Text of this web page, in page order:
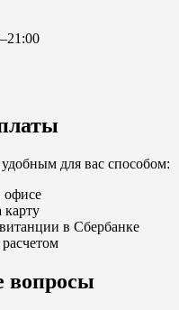
для вас способом:
в Сбербанке
вопросы